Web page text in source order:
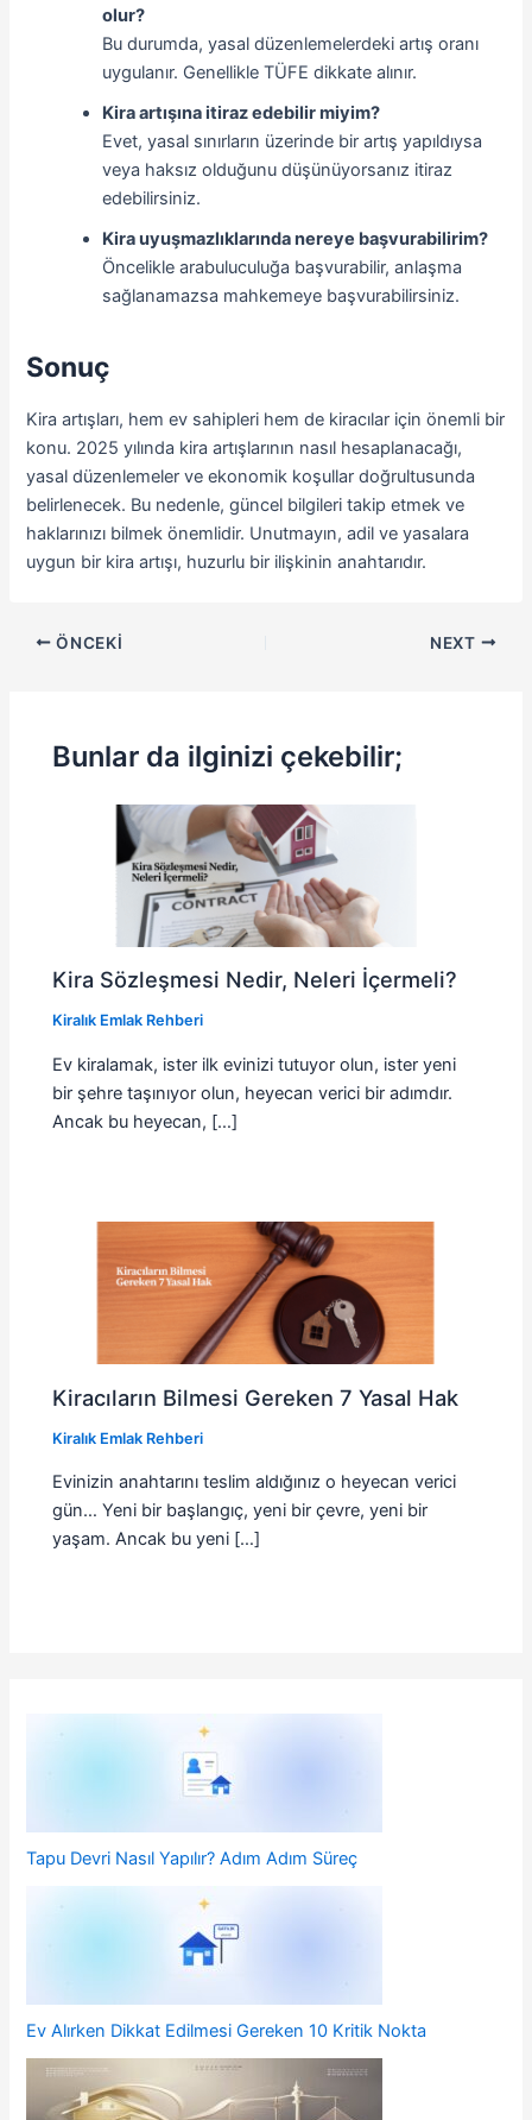
olur?
Bu durumda, yasal düzenlemelerdeki artış oranı
uygulanır. Genellikle TÜFE dikkate alınır.
Kira artışına itiraz edebilir miyim?
Evet, yasal sınırların üzerinde bir artış yapıldıysa
veya haksız olduğunu düşünüyorsanız itiraz
edebilirsiniz.
Kira uyuşmazlıklarında nereye başvurabilirim?
Öncelikle arabuluculuğa başvurabilir, anlaşma
sağlanamazsa mahkemeye başvurabilirsiniz.
Sonuç
Kira artışları, hem ev sahipleri hem de kiracılar için önemli bir
konu. 2025 yılında kira artışlarının nasıl hesaplanacağı,
yasal düzenlemeler ve ekonomik koşullar doğrultusunda
belirlenecek. Bu nedenle, güncel bilgileri takip etmek ve
haklarınızı bilmek önemlidir. Unutmayın, adil ve yasalara
uygun bir kira artışı, huzurlu bir ilişkinin anahtarıdır.
ÖNCEKI NEXT
Bunlar da ilginizi çekebilir;
Kira Sözleşmesi Nedir, Neleri İçermeli?
Kiralık Emlak Rehberi
Ev kiralamak, ister ilk evinizi tutuyor olun, ister yeni
bir şehre taşınıyor olun, heyecan verici bir adımdır.
Ancak bu heyecan, […]
Kiracıların Bilmesi Gereken 7 Yasal Hak
Kiralık Emlak Rehberi
Evinizin anahtarını teslim aldığınız o heyecan verici
gün… Yeni bir başlangıç, yeni bir çevre, yeni bir
yaşam. Ancak bu yeni […]
Tapu Devri Nasıl Yapılır? Adım Adım Süreç
Ev Alırken Dikkat Edilmesi Gereken 10 Kritik Nokta